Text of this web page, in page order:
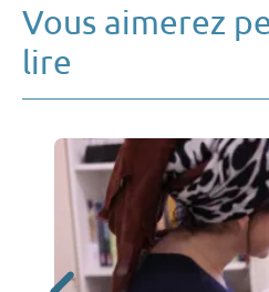
Vous aimerez
lire